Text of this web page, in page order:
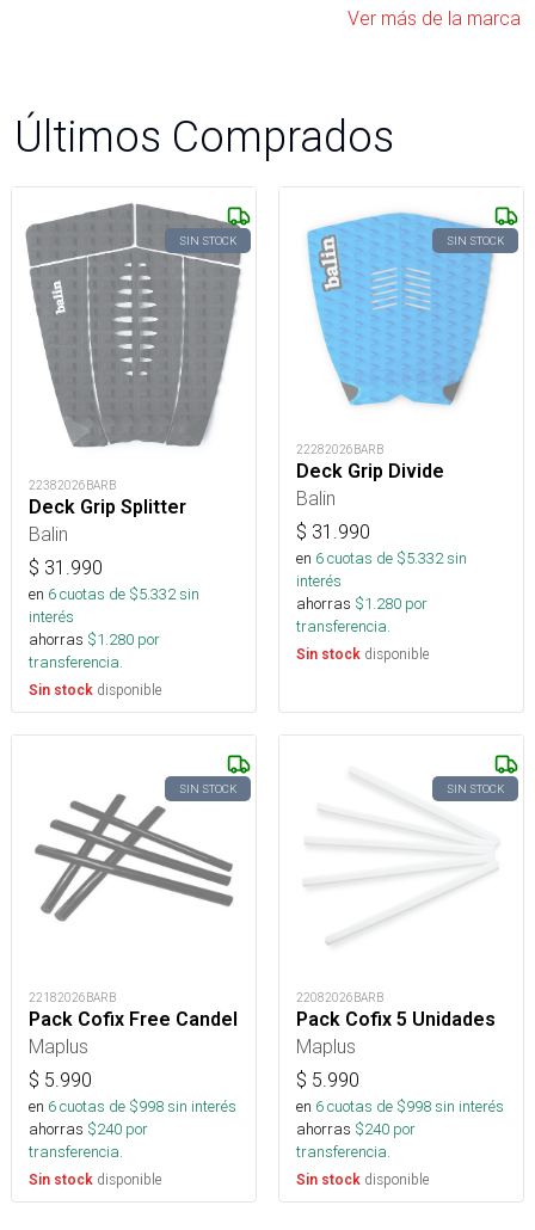
Ver más de la marca
Últimos Comprados
SIN STOCK
22382026BARB
Deck Grip Splitter
Balin
$ 31.990
en 6cuotas de $5.332sin
interés
ahorras $1.280 por
transferencia.
Sin stock disponible
SIN STOCK
22282026BARB
Deck Grip Divide
Balin
$ 31.990
en 6cuotas de $5.332sin
interés
ahorras $1.280 por
transferencia.
Sin stock disponible
SIN STOCK
22182026BARB
Pack Cofix Free Candel
Maplus
$ 5.990
en 6cuotas de $998sin interés
ahorras $240 por
transferencia.
Sin stock disponible
SIN STOCK
22082026BARB
Pack Cofix 5 Unidades
Maplus
$ 5.990
en 6cuotas de $998sin interés
ahorras $240 por
transferencia.
Sin stock disponible